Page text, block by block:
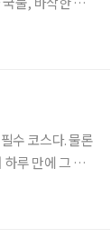
수 코스다. 물론
루 만에 그 매